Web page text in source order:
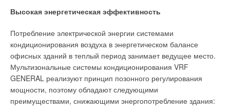
Высокая энергетическая эффективность
Потребление электрической энергии системами
кондиционирования воздуха в энергетическом балансе
офисных зданий в теплый период занимает ведущее место.
Мультизональные системы кондиционирования VRF
GENERAL реализуют принцип позонного регулирования
мощности, поэтому обладают следующими
преимуществами, снижающими энергопотребление здания:
регулятора.
Также обслуживающие организации заинтересованы в том,
чтобы при работе регулятора не возникало аварийных
ситуаций, приводящих к разрушению системы отопления
здания. Как показывает опыт эксплуатации существующих
регуляторов, одновременное выполнение всех этих
требований достаточно сложная задача и предполагает
разрешение целого комплекса проблем.